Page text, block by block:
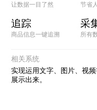
让数据一目了然 节省
追踪
商品信息一键追溯
采
所有
相关系统
实现运用文字、图片、视
展示出来。